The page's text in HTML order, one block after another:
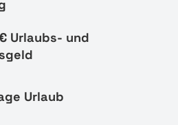
Urlaubs- und
Urlaub